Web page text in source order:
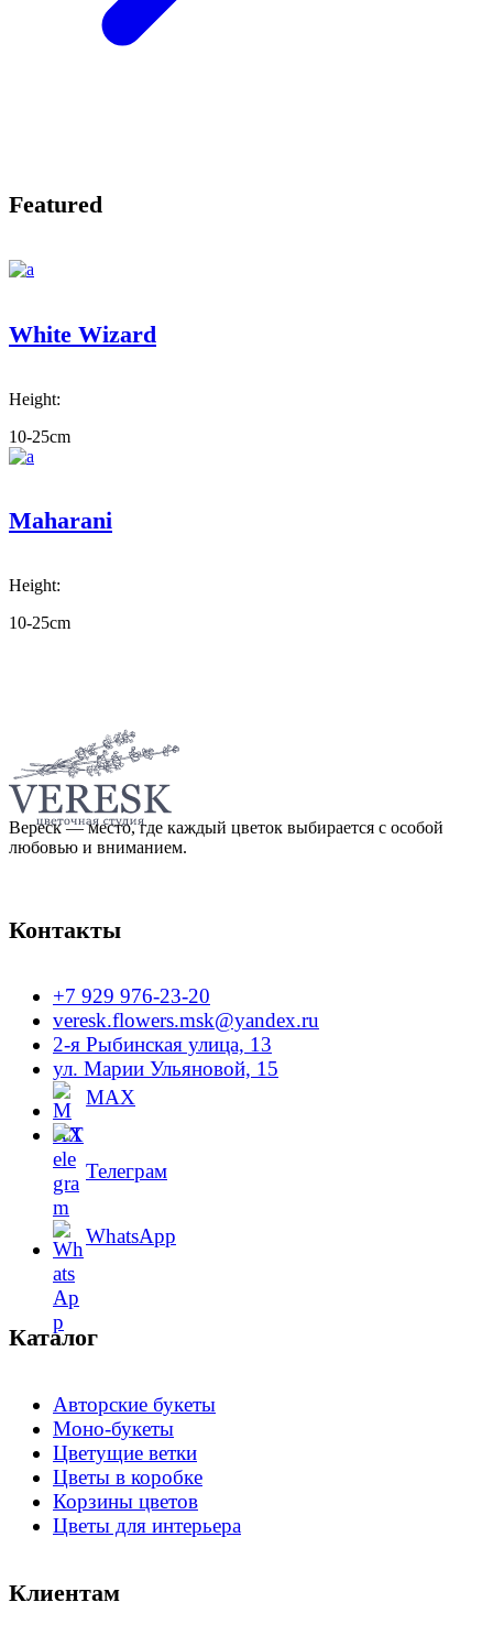
Featured
White Wizard
Height:
10-25cm
Maharani
Height:
10-25cm
Вереск — место, где каждый цветок выбирается с особой
любовью и вниманием.
Контакты
+7 929 976-23-20
veresk.flowers.msk@yandex.ru
2-я Рыбинская улица, 13
ул. Марии Ульяновой, 15
MAX
Телеграм
WhatsApp
Каталог
Авторские букеты
Моно-букеты
Цветущие ветки
Цветы в коробке
Корзины цветов
Цветы для интерьера
Клиентам